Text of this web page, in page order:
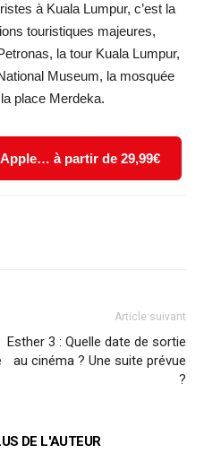
à Kuala Lumpur, c’est la
touristiques majeures,
la tour Kuala Lumpur,
Museum, la mosquée
place Merdeka.
à partir de 29,99€
Article suivant
Esther 3 : Quelle date de sortie
au cinéma ? Une suite prévue
?
DE L'AUTEUR